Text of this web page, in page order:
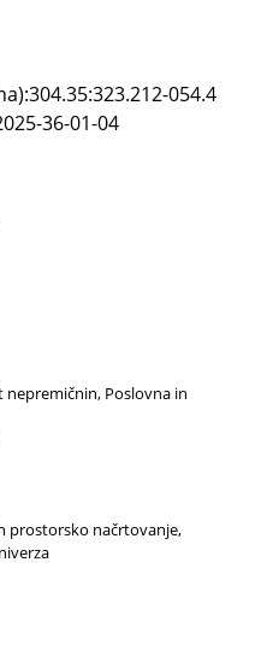
054.4
36-01-04
Poslovna in
prostorsko načrtovanje,